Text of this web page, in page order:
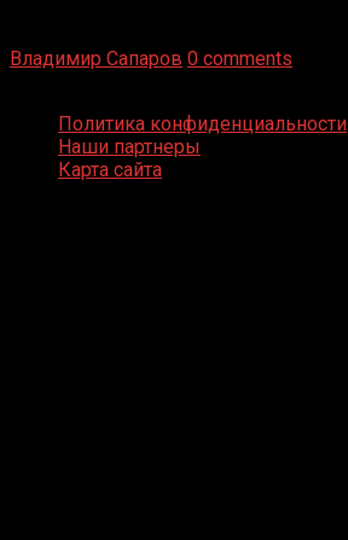
Владимир Сапаров 0 comments
Политика конфиденциальности
Наши партнеры
Карта сайта